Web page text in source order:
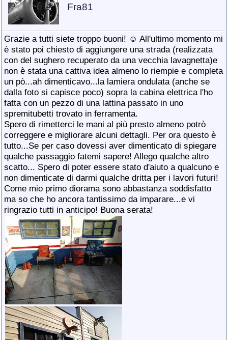
Fra81
Grazie a tutti siete troppo buoni! ☺ All'ultimo momento mi
è stato poi chiesto di aggiungere una strada (realizzata
con del sughero recuperato da una vecchia lavagnetta)e
non è stata una cattiva idea almeno lo riempie e completa
un pò...ah dimenticavo...la lamiera ondulata (anche se
dalla foto si capisce poco) sopra la cabina elettrica l'ho
fatta con un pezzo di una lattina passato in uno
spremitubetti trovato in ferramenta.
Spero di rimetterci le mani al più presto almeno potrò
correggere e migliorare alcuni dettagli. Per ora questo è
tutto...Se per caso dovessi aver dimenticato di spiegare
qualche passaggio fatemi sapere! Allego qualche altro
scatto... Spero di poter essere stato d'aiuto a qualcuno e
non dimenticate di darmi qualche dritta per i lavori futuri!
Come mio primo diorama sono abbastanza soddisfatto
ma so che ho ancora tantissimo da imparare...e vi
ringrazio tutti in anticipo! Buona serata!